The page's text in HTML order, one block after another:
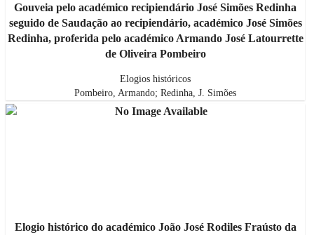
Gouveia pelo académico recipiendário José Simões Redinha
seguido de Saudação ao recipiendário, académico José Simões
Redinha, proferida pelo académico Armando José Latourrette
de Oliveira Pombeiro
Elogios históricos
Pombeiro, Armando; Redinha, J. Simões
Elogio histórico do académico João José Rodiles Fraústo da